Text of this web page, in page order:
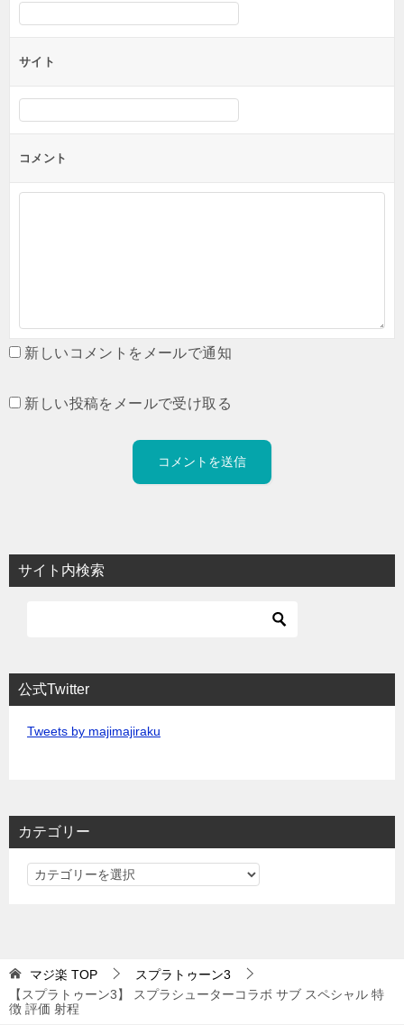
サイト
コメント
新しいコメントをメールで通知
新しい投稿をメールで受け取る
サイト内検索
公式Twitter
Tweets by majimajiraku
カテゴリー
カ
マジ楽 TOP
スプラトゥーン3
【スプラトゥーン3】 スプラシューターコラボ サブ スペシャル 特
徴 評価 射程